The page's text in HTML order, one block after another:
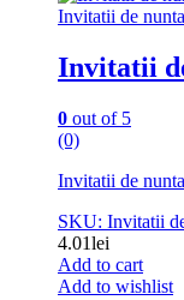
Invitatii de nunta
Invitatii
0 out of 5
(0)
Invitatii de
SKU: Invitatii
4.01lei
Add to cart
Add to wishlist